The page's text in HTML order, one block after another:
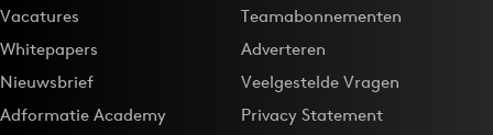
Vacatures
Whitepapers
Nieuwsbrief
Adformatie Academy
Teamabonnementen
Adverteren
Veelgestelde Vragen
Privacy Statement